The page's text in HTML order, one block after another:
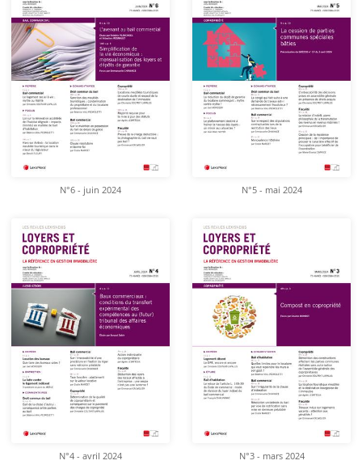
N°6 - juin 2024 N°5 - mai 2024
N°4 - avril 2024 N°3 - mars 2024